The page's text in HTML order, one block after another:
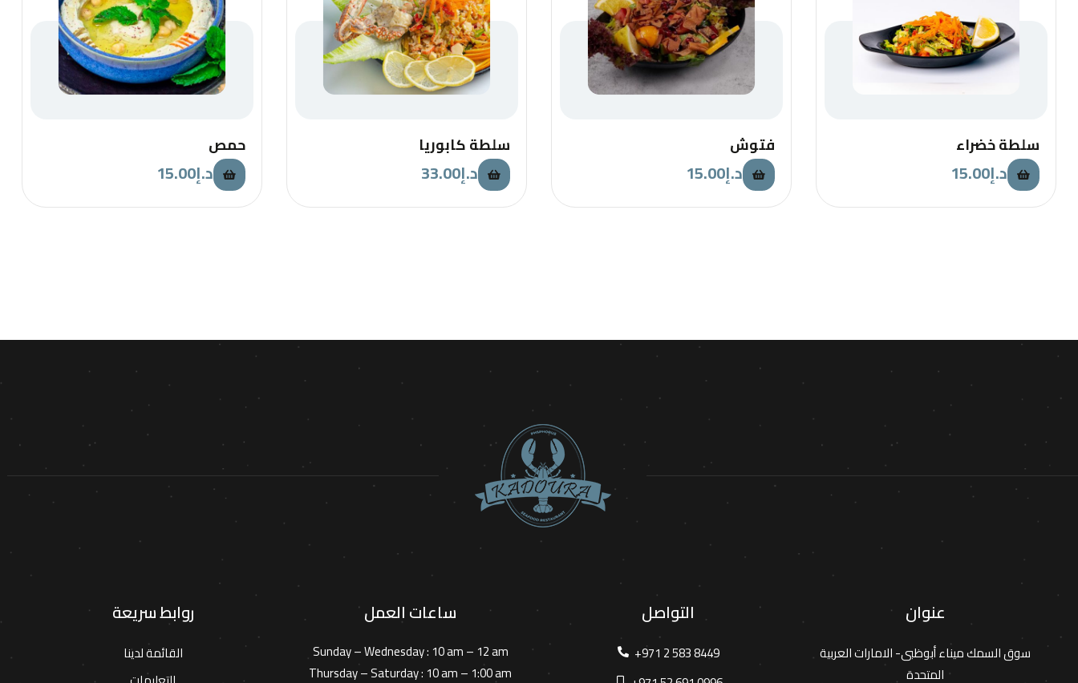
سلطة خضراء
د.إ15.00
فتوش
د.إ15.00
سلطة كابوريا
د.إ33.00
حمص
د.إ15.00
عنوان
سوق السمك ميناء أبوظبى- الامارات العربية
المتحدة
التواصل
+971 2 583 8449
ساعات العمل
Sunday – Wednesday : 10 am – 12 am
Thursday – Saturday : 10 am – 1:00 am
روابط سريعة
القائمة لدينا